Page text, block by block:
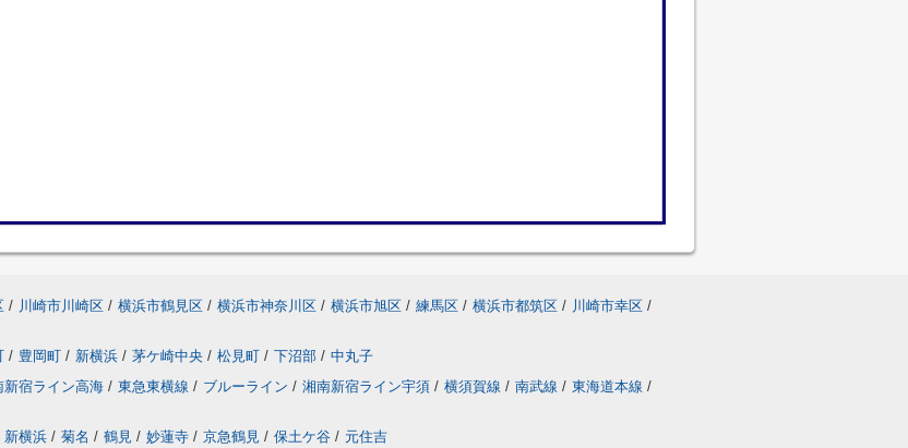
/ 川崎市川崎区 / 横浜市鶴見区 / 横浜市神奈川区 / 横浜市旭区 / 練馬区 / 横浜市都筑区 / 川崎市幸区 /
/ 豊岡町 / 新横浜 / 茅ケ崎中央 / 松見町 / 下沼部 / 中丸子
新宿ライン高海 / 東急東横線 / ブルーライン / 湘南新宿ライン宇須 / 横須賀線 / 南武線 / 東海道本線 /
新横浜 / 菊名 / 鶴見 / 妙蓮寺 / 京急鶴見 / 保土ケ谷 / 元住吉